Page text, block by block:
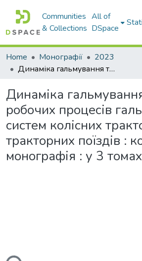
Communities
& Collections
All of
DSpace
Home Монографії
2023
Динаміка гальмування та теорія робочих процесів гальмівних систем колісних тракторів та тракторних поїздів : колективна монографія : у 3 томах. Том 1
Динаміка
робочих процесів
систем колісних
тракторних поїздів :
монографія : у 3